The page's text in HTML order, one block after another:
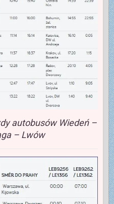
autobusów Wiedeń –
– Lwów